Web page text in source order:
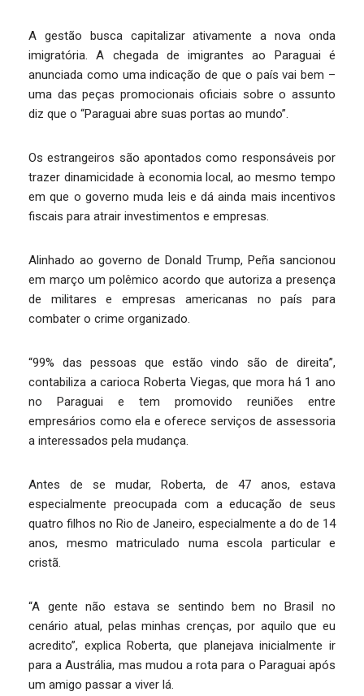
A gestão busca capitalizar ativamente a nova onda
imigratória. A chegada de imigrantes ao Paraguai é
anunciada como uma indicação de que o país vai bem –
uma das peças promocionais oficiais sobre o assunto
diz que o “Paraguai abre suas portas ao mundo”.
Os estrangeiros são apontados como responsáveis por
trazer dinamicidade à economia local, ao mesmo tempo
em que o governo muda leis e dá ainda mais incentivos
fiscais para atrair investimentos e empresas.
Alinhado ao governo de Donald Trump, Peña sancionou
em março um polêmico acordo que autoriza a presença
de militares e empresas americanas no país para
combater o crime organizado.
“99% das pessoas que estão vindo são de direita”,
contabiliza a carioca Roberta Viegas, que mora há 1 ano
no Paraguai e tem promovido reuniões entre
empresários como ela e oferece serviços de assessoria
a interessados pela mudança.
Antes de se mudar, Roberta, de 47 anos, estava
especialmente preocupada com a educação de seus
quatro filhos no Rio de Janeiro, especialmente a do de 14
anos, mesmo matriculado numa escola particular e
cristã.
“A gente não estava se sentindo bem no Brasil no
cenário atual, pelas minhas crenças, por aquilo que eu
acredito”, explica Roberta, que planejava inicialmente ir
para a Austrália, mas mudou a rota para o Paraguai após
um amigo passar a viver lá.